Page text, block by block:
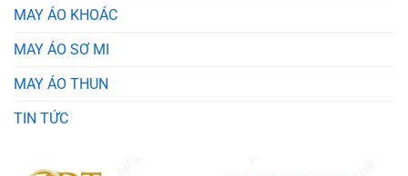
MAY ÁO KHOÁC
MAY ÁO SƠ MI
MAY ÁO THUN
TIN TỨC